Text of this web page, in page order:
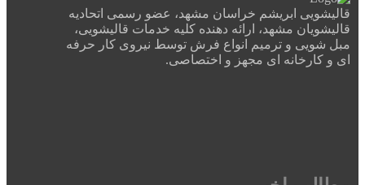
قالیشویی ابریشم خراسان مشهد، عضو رسمی اتحادیه
قالیشویان مشهد، ارائه دهنده کلیه خدمات قالیشویی،
مبل شویی و ترمیم انواع فرش توسط نیروی کار حرفه
ای و کارخانه ای مجهز و اختصاصی.